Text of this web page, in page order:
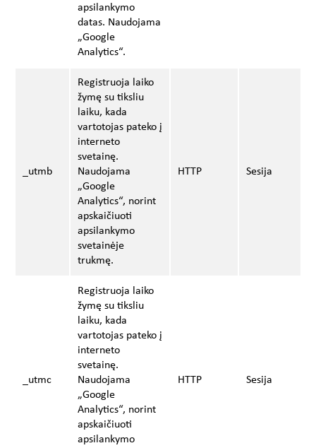
apsilankymo
datas. Naudojama
„Google
Analytics“.
_utmb
Registruoja laiko
žymę su tiksliu
laiku, kada
vartotojas pateko į
interneto
svetainę.
Naudojama
„Google
Analytics“, norint
apskaičiuoti
apsilankymo
svetainėje
trukmę.
HTTP Sesija
_utmc
Registruoja laiko
žymę su tiksliu
laiku, kada
vartotojas pateko į
interneto
svetainę.
Naudojama
„Google
Analytics“, norint
apskaičiuoti
apsilankymo
HTTP Sesija